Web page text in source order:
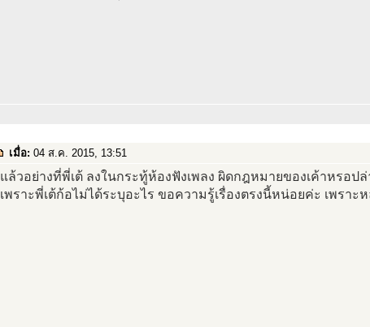
เมื่อ: 04 ส.ค. 2015, 13:51
แล้วอย่างที่พี่เต้ ลงในกระทู้ห้องฟังเพลง ผิดกฎหมายของเค้าหรอปล่
เพราะพี่เต้ก้อไม่ได้ระบุอะไร ขอความรู้เรื่องตรงนี้หน่อยค่ะ เพราะ